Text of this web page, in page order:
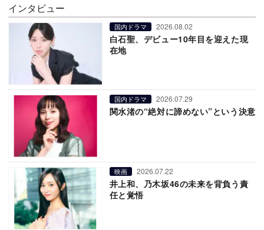
インタビュー
国内ドラマ 2026.08.02
白石聖、デビュー10年目を迎えた現
在地
国内ドラマ 2026.07.29
関水渚の“絶対に諦めない”という決意
映画 2026.07.22
井上和、乃木坂46の未来を背負う責
任と覚悟